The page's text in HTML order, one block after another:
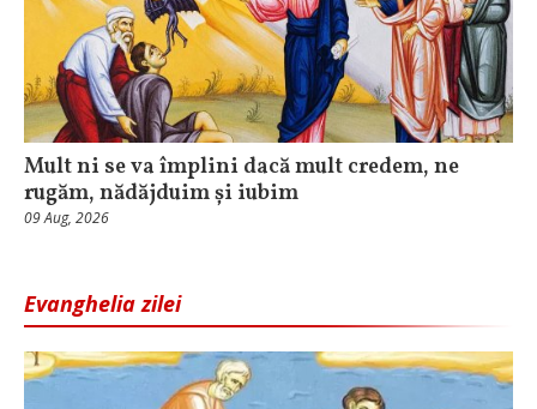
Mult ni se va împlini dacă mult credem, ne
rugăm, nădăjduim și iubim
09 Aug, 2026
Evanghelia zilei